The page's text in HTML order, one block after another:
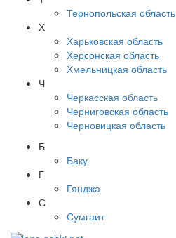
Тернопольская область
Х
Харьковская область
Херсонская область
Хмельницкая область
Ч
Черкасская область
Черниговская область
Черновицкая область
Б
Баку
Г
Гянджа
С
Сумгаит